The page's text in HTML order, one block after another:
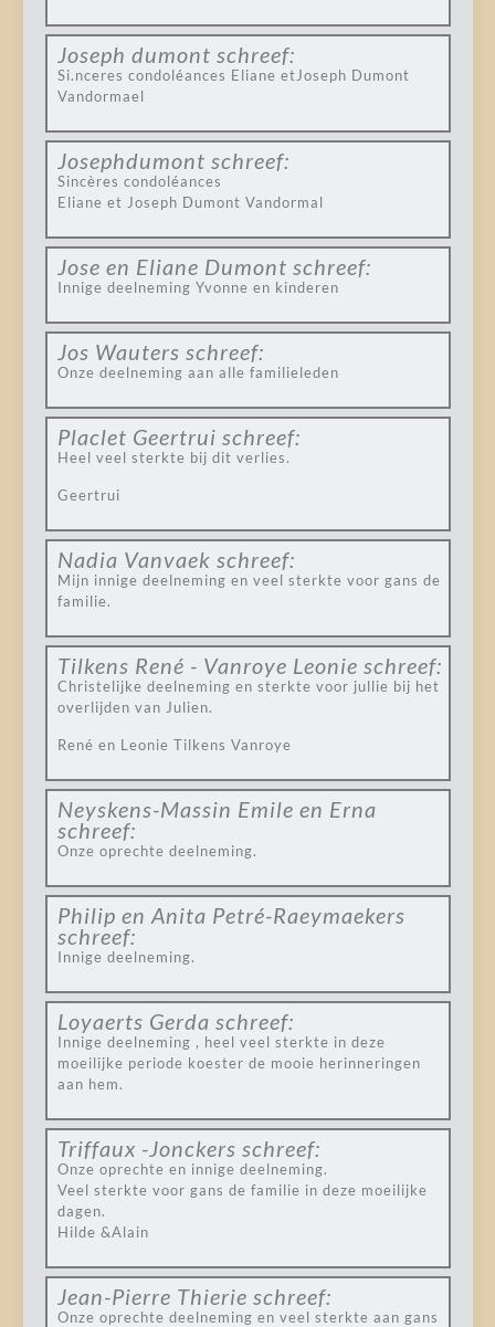
Joseph dumont schreef:
Si.nceres condoléances Eliane etJoseph Dumont
Vandormael
Josephdumont schreef:
Sincères condoléances
Eliane et Joseph Dumont Vandormal
Jose en Eliane Dumont schreef:
Innige deelneming Yvonne en kinderen
Jos Wauters schreef:
Onze deelneming aan alle familieleden
Placlet Geertrui schreef:
Heel veel sterkte bij dit verlies.
Geertrui
Nadia Vanvaek schreef:
Mijn innige deelneming en veel sterkte voor gans de
familie.
Tilkens René - Vanroye Leonie schreef:
Christelijke deelneming en sterkte voor jullie bij het
overlijden van Julien.
René en Leonie Tilkens Vanroye
Neyskens-Massin Emile en Erna
schreef:
Onze oprechte deelneming.
Philip en Anita Petré-Raeymaekers
schreef:
Innige deelneming.
Loyaerts Gerda schreef:
Innige deelneming , heel veel sterkte in deze
moeilijke periode koester de mooie herinneringen
aan hem.
Triffaux -Jonckers schreef:
Onze oprechte en innige deelneming.
Veel sterkte voor gans de familie in deze moeilijke
dagen.
Hilde &Alain
Jean-Pierre Thierie schreef:
Onze oprechte deelneming en veel sterkte aan gans